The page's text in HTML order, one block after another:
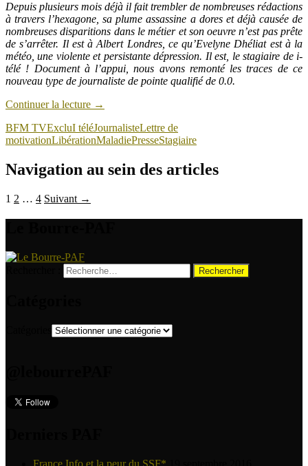
Depuis plusieurs mois déjà il fait trembler de nombreuses rédactions
à travers l’hexagone, sa plume assassine a dores et déjà causée de
nombreuses disparitions dans le métier et son oeuvre n’est pas prête
de s’arrêter. Il est à Albert Londres, ce qu’Evelyne Dhéliat est à la
météo, une violente et persistante dépression. Il est, le stagiaire de i-
télé ! Document à l’appui, nous avons remonté les traces de ce
nouveau type de journaliste de pointe qualifié de 0.0.
Continuer la lecture →
BFM TVExcluI téléJournalisteLettre de
motivationLibérationMaladiePresseStagiaire
Navigation au sein des articles
1 2 … 4 Suivant →